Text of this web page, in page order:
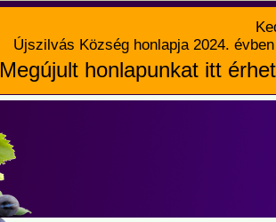
Újszilvás Község honlapja 2024.
Megújult honlapunkat itt